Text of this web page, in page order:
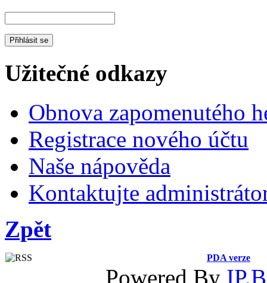
Užitečné odkazy
Obnova zapomenutého
Registrace nového účtu
Naše nápověda
Kontaktujte
Zpět
PDA verze
Powered By